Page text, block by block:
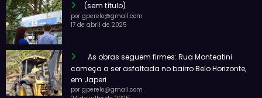
(sem título)
por gperelo@gmail.com
17 de abril de 2025
As obras seguem firmes: Rua Monteatini
começa a ser asfaltada no bairro Belo Horizonte,
em Japeri
por gperelo@gmail.com